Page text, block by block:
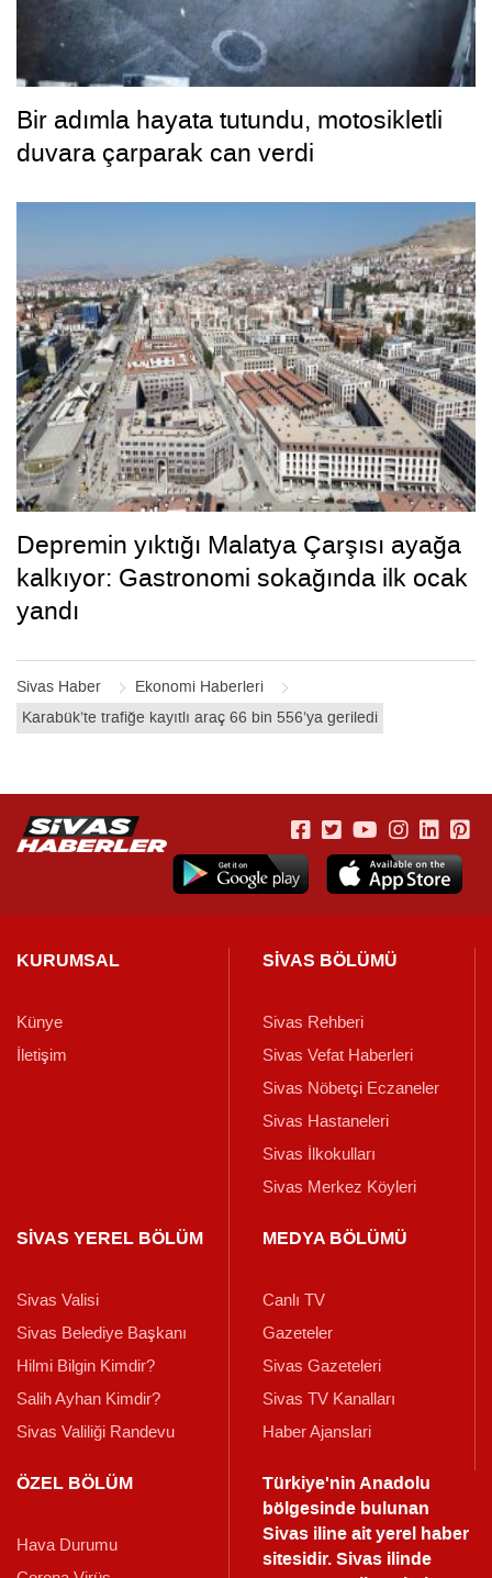
Sivas Haber
Ekonomi Haberleri
Karabük’te trafiğe kayıtlı araç 66 bin 556’ya geriledi
Bir adımla hayata tutundu, motosikletli
duvara çarparak can verdi
Depremin yıktığı Malatya Çarşısı ayağa
kalkıyor: Gastronomi sokağında ilk ocak
yandı
KURUMSAL
Künye
İletişim
SİVAS BÖLÜMÜ
Sivas Rehberi
Sivas Vefat Haberleri
Sivas Nöbetçi Eczaneler
Sivas Hastaneleri
Sivas İlkokulları
Sivas Merkez Köyleri
SİVAS YEREL BÖLÜM
Sivas Valisi
Sivas Belediye Başkanı
Hilmi Bilgin Kimdir?
Salih Ayhan Kimdir?
Sivas Valiliği Randevu
MEDYA BÖLÜMÜ
Canlı TV
Gazeteler
Sivas Gazeteleri
Sivas TV Kanalları
Haber Ajanslari
ÖZEL BÖLÜM
Hava Durumu
Türkiye'nin Anadolu
bölgesinde bulunan
Sivas iline ait yerel haber
sitesidir. Sivas ilinde